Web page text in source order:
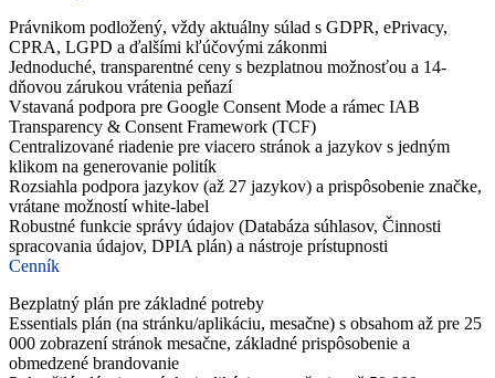
Právnikom podložený, vždy aktuálny súlad s GDPR, ePrivacy,
CPRA, LGPD a ďalšími kľúčovými zákonmi
Jednoduché, transparentné ceny s bezplatnou možnosťou a 14-
dňovou zárukou vrátenia peňazí
Vstavaná podpora pre Google Consent Mode a rámec IAB
Transparency & Consent Framework (TCF)
Centralizované riadenie pre viacero stránok a jazykov s jedným
klikom na generovanie politík
Rozsiahla podpora jazykov (až 27 jazykov) a prispôsobenie značke,
vrátane možností white-label
Robustné funkcie správy údajov (Databáza súhlasov, Činnosti
spracovania údajov, DPIA plán) a nástroje prístupnosti
Cenník
Bezplatný plán pre základné potreby
Essentials plán (na stránku/aplikáciu, mesačne) s obsahom až pre 25
000 zobrazení stránok mesačne, základné prispôsobenie a
obmedzené brandovanie